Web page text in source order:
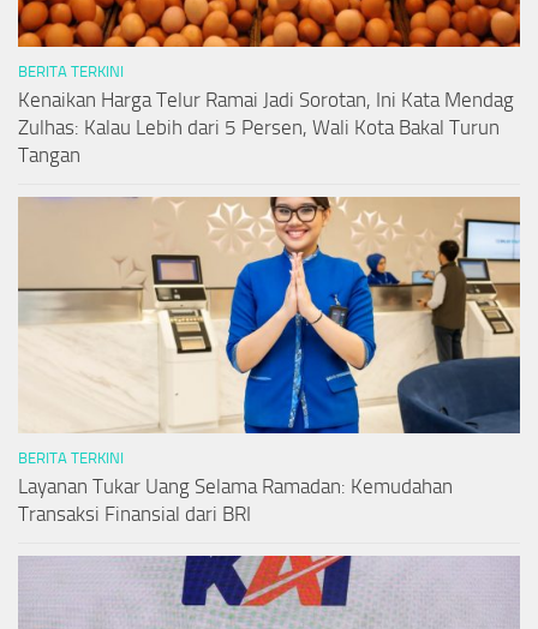
BERITA TERKINI
Kenaikan Harga Telur Ramai Jadi Sorotan, Ini Kata Mendag
Zulhas: Kalau Lebih dari 5 Persen, Wali Kota Bakal Turun
Tangan
BERITA TERKINI
Layanan Tukar Uang Selama Ramadan: Kemudahan
Transaksi Finansial dari BRI